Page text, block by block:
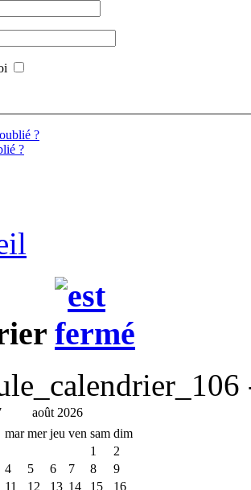
?
?
août 2026
mar mer jeu ven sam dim
1
2
4 5 6 7 8
9
11 12 13 14 15 16